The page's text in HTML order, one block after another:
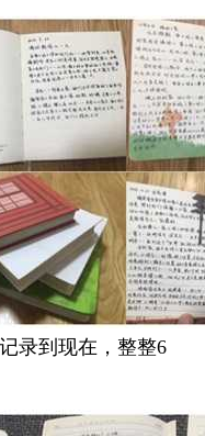
录到现在，整整6